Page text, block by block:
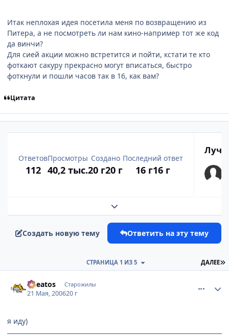
Итак неплохая идея посетила меня по возвращению из
Питера, а не посмотреть ли нам кино-например тот же код
да винчи?
Для сией акции можно встретится и пойти, кстати те кто
фоткают сакуру прекрасно могут вписаться, быстро
фоткнули и пошли часов так в 16, как вам?
Цитата
Ответов
112
Просмотры
40,2 тыс.
Создано
20 г20 г
Последний ответ
16 г16 г
Развернуть обзор темы
Создать новую тему Ответить на эту тему
ДАЛЕЕ
СТРАНИЦА 1 ИЗ 5
Cheatos Старожилы
21 Мая, 200620 г
я иду)